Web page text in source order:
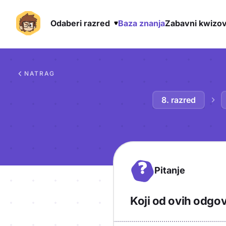
Odaberi razred Baza znanjaZabavni
NATRAG
8. razred
? Pitanje
Koji od ovih